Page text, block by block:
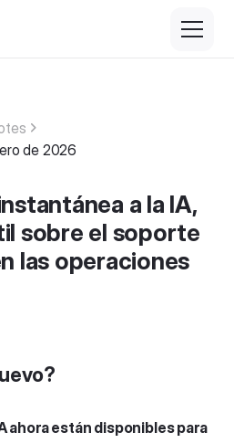
de 2026
a la IA,
sobre el soporte
las operaciones
ahora están disponibles para